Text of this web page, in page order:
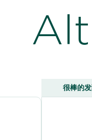
很棒的